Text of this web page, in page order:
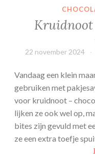
Kruidnoot
22 november 2024
Vandaag een klein
gebruiken met
voor kruidnoot –
lijken ze ook wel op,
bites zijn gevuld met
ze een extra toefje